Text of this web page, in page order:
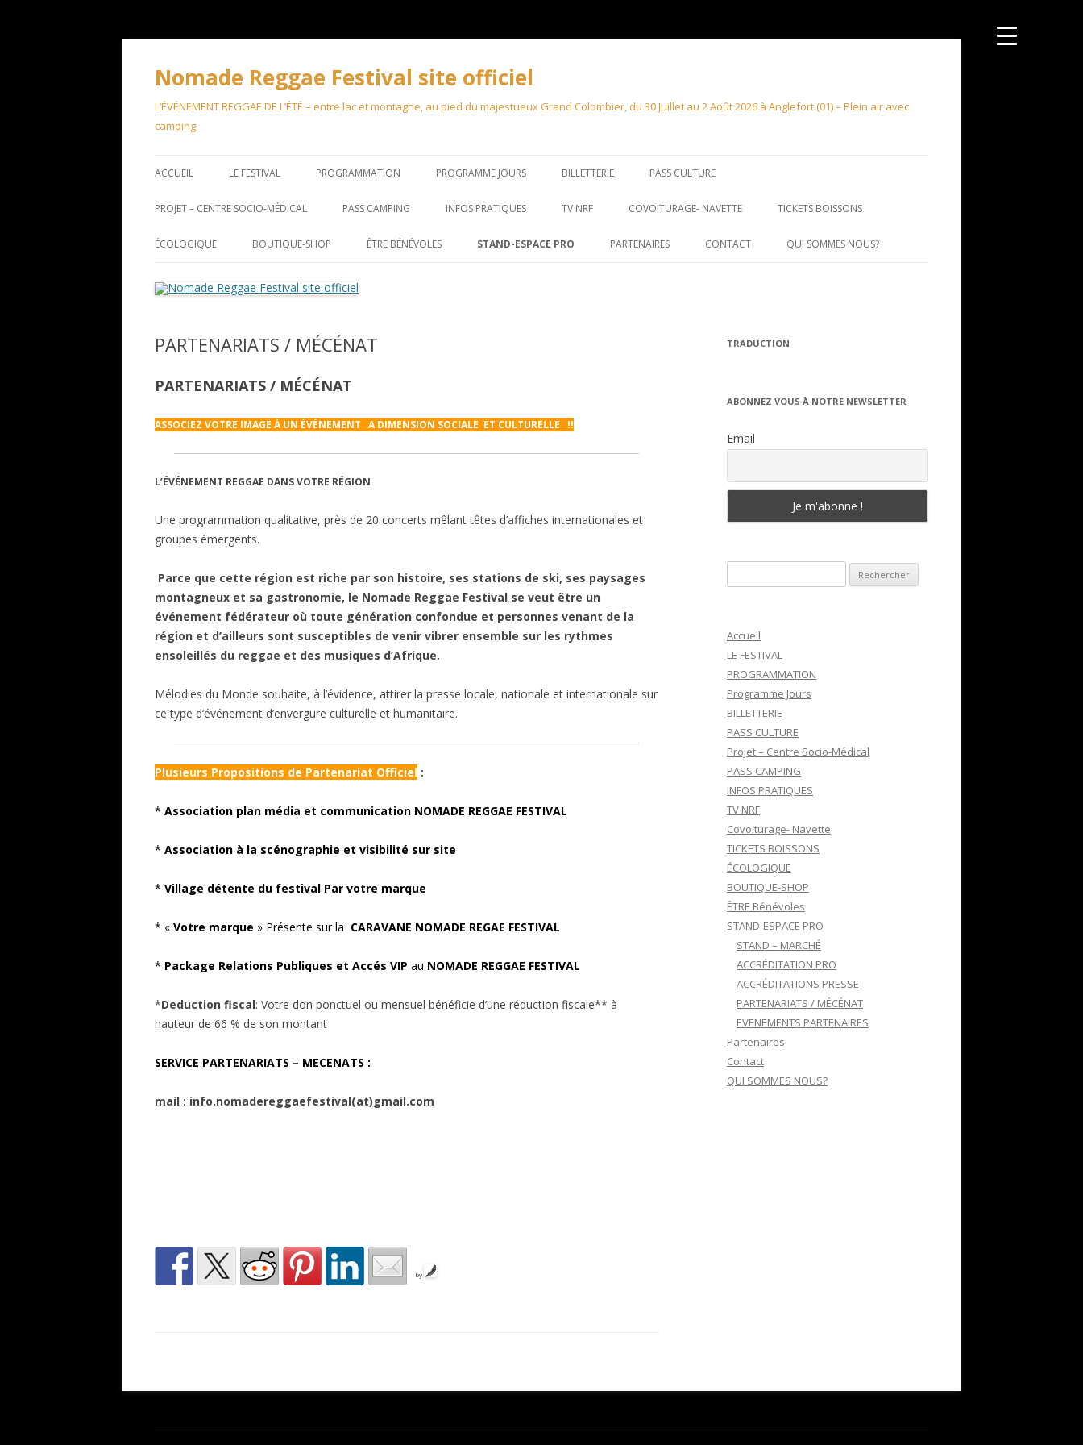
Aller
Nomade Reggae Festival site officiel
L’ÉVÉNEMENT REGGAE DE L’ÉTÉ – entre lac et montagne, au pied du majestueux Grand Colombier, du 30 Juillet au 2 Août 2026 à Anglefort (01) – Plein air avec
camping
ACCUEIL LE FESTIVAL PROGRAMMATION PROGRAMME JOURS BILLETTERIE PASS CULTURE
PROJET – CENTRE SOCIO-MÉDICAL PASS CAMPING INFOS PRATIQUES TV NRF COVOITURAGE- NAVETTE TICKETS BOISSONS
ÉCOLOGIQUE BOUTIQUE-SHOP ÊTRE BÉNÉVOLES STAND-ESPACE PRO PARTENAIRES CONTACT QUI SOMMES NOUS?
PARTENARIATS / MÉCÉNAT
PARTENARIATS / MÉCÉNAT
ASSOCIEZ VOTRE IMAGE À UN ÉVÉNEMENT A DIMENSION SOCIALE ET CULTURELLE !!
L’ÉVÉNEMENT REGGAE DANS VOTRE RÉGION
Une programmation qualitative, près de 20 concerts mêlant têtes d’affiches internationales et
groupes émergents.
Parce que cette région est riche par son histoire, ses stations de ski, ses paysages
montagneux et sa gastronomie, le Nomade Reggae Festival se veut être un
événement fédérateur où toute génération confondue et personnes venant de la
région et d’ailleurs sont susceptibles de venir vibrer ensemble sur les rythmes
ensoleillés du reggae et des musiques d’Afrique.
Mélodies du Monde souhaite, à l’évidence, attirer la presse locale, nationale et internationale sur
ce type d’événement d’envergure culturelle et humanitaire.
Plusieurs Propositions de Partenariat Officiel :
* Association plan média et communication NOMADE REGGAE FESTIVAL
* Association à la scénographie et visibilité sur site
* Village détente du festival Par votre marque
* « Votre marque » Présente sur la CARAVANE NOMADE REGAE FESTIVAL
* Package Relations Publiques et Accés VIP au NOMADE REGGAE FESTIVAL
*Deduction fiscal: Votre don ponctuel ou mensuel bénéficie d’une réduction fiscale** à
hauteur de 66 % de son montant
SERVICE PARTENARIATS – MECENATS :
mail : info.nomadereggaefestival(at)gmail.com
by
TRADUCTION
ABONNEZ VOUS À NOTRE NEWSLETTER
Email
Accueil
LE FESTIVAL
PROGRAMMATION
Programme Jours
BILLETTERIE
PASS CULTURE
Projet – Centre Socio-Médical
PASS CAMPING
INFOS PRATIQUES
TV NRF
Covoiturage- Navette
TICKETS BOISSONS
ÉCOLOGIQUE
BOUTIQUE-SHOP
ÊTRE Bénévoles
STAND-ESPACE PRO
STAND – MARCHÉ
ACCRÉDITATION PRO
ACCRÉDITATIONS PRESSE
PARTENARIATS / MÉCÉNAT
EVENEMENTS PARTENAIRES
Partenaires
Contact
QUI SOMMES NOUS?